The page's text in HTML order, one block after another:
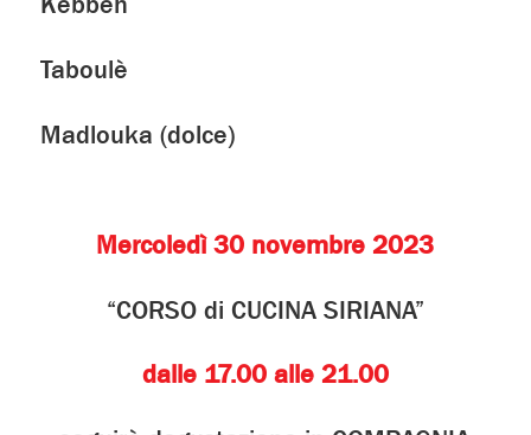
Taboulè
Madlouka (dolce)
Mercoledì 30 novembre 2023
“CORSO di CUCINA SIRIANA”
dalle 17.00 alle 21.00